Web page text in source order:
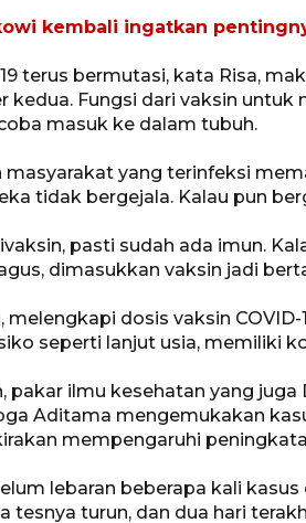
kembali ingatkan
19 terus bermutasi, kata Risa,
kedua. Fungsi dari vaksin
masuk ke dalam tubuh.
masyarakat yang terinfeksi
tidak bergejala. Kalau pun
pasti sudah ada imun.
dimasukkan vaksin jadi
melengkapi dosis vaksin
seperti lanjut usia, memiliki
pakar ilmu kesehatan yang juga
Aditama mengemukakan
mempengaruhi
lebaran beberapa kali
tesnya turun, dan dua hari